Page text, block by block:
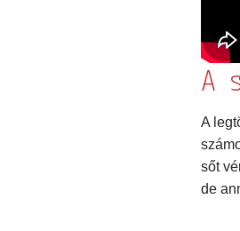
A
A
sőt
de